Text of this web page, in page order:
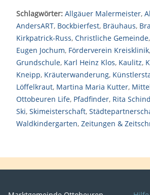
Schlagwörter: Allgäuer Malermeister,
AndersART, Bockbierfest, Bräuhaus,
Kirkpatrick-Russ, Christliche Gemeinde,
Eugen Jochum, Förderverein Kreisklinik,
Grundschule, Karl Heinz Klos, Kaulitz,
Kneipp, Kräuterwanderung,
Löffelkraut, Martina Maria Kutter,
Ottobeuren Life, Pfadfinder, Rita
Ski, Skimeisterschaft,
Waldkindergarten, Zeitungen &